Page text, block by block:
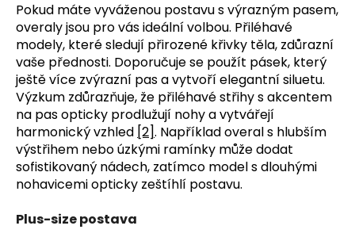
Pokud máte vyváženou postavu s výrazným pasem,
overaly jsou pro vás ideální volbou. Přiléhavé
modely, které sledují přirozené křivky těla, zdůrazní
vaše přednosti. Doporučuje se použít pásek, který
ještě více zvýrazní pas a vytvoří elegantní siluetu.
Výzkum zdůrazňuje, že přiléhavé střihy s akcentem
na pas opticky prodlužují nohy a vytvářejí
harmonický vzhled [2]. Například overal s hlubším
výstřihem nebo úzkými ramínky může dodat
sofistikovaný nádech, zatímco model s dlouhými
nohavicemi opticky zeštíhlí postavu.
Plus-size postava